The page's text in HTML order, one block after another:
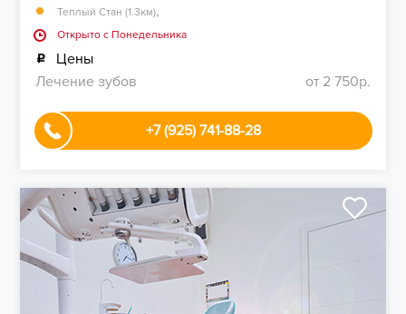
Теплый Стан (1.3км),
Открыто c Понедельника
Цены
Лечение зубов
от 2 750р.
+7 (925) 741-88-28